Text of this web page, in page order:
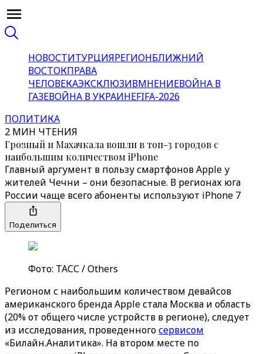
НОВОСТИТУРЦИЯРЕГИОНБЛИЖНИЙ
ВОСТОКПРАВА
ЧЕЛОВЕКАЭКСКЛЮЗИВМНЕНИЕВОЙНА В
ГАЗЕВОЙНА В УКРАИНЕFIFA-2026
ПОЛИТИКА
2 МИН ЧТЕНИЯ
Грозный и Махачкала вошли в топ-3 городов с
наибольшим количеством iPhone
Главный аргумент в пользу смартфонов Apple у
жителей Чечни – они безопасные. В регионах юга
России чаще всего абоненты используют iPhone 7
Поделиться
Фото: ТАСС / Others
Регионом с наибольшим количеством девайсов
американского бренда Apple стала Москва и область
(20% от общего числе устройств в регионе), следует
из исследования, проведенногосервисом
«Билайн.Аналитика». На втором месте по